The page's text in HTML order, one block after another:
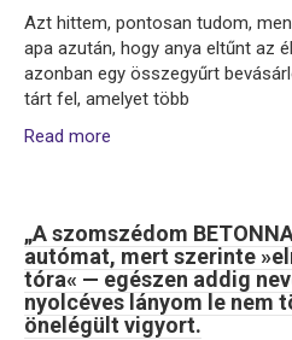
Azt hittem, pontosan tudom,
apa azután, hogy anya eltűnt az
azonban egy összegyűrt
tárt fel, amelyet több
Read more
„A szomszédom
autómat, mert szerinte
tóra« — egészen addig
nyolcéves lányom le nem
önelégült vigyort.